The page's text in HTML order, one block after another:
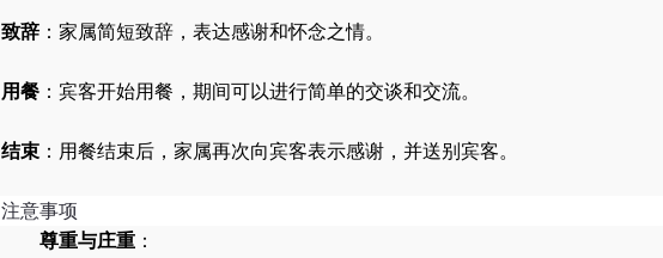
致辞 ：家属简短致辞，表达感谢和怀念之情。
用餐 ：宾客开始用餐，期间可以进行简单的交谈和交流。
结束 ：用餐结束后，家属再次向宾客表示感谢，并送别宾客。
注意事项
尊重与庄重 ：